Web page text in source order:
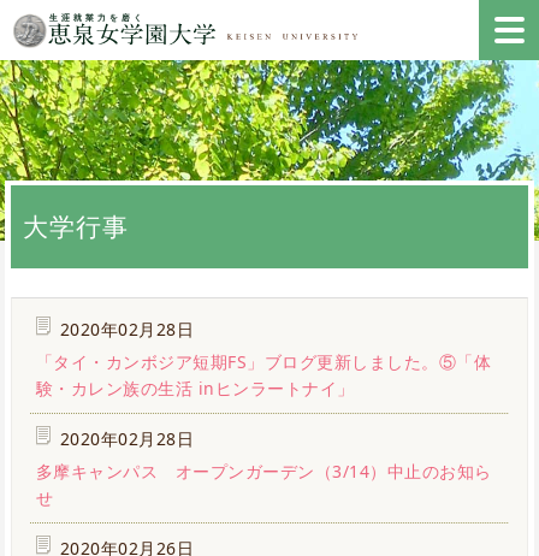
大学行事
2020年02月28日
「タイ・カンボジア短期FS」ブログ更新しました。⑤「体
験・カレン族の生活 inヒンラートナイ」
2020年02月28日
多摩キャンパス オープンガーデン（3/14）中止のお知ら
せ
2020年02月26日